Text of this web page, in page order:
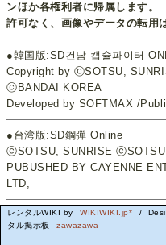
ンほか各権利者に帰属します。
許可なく、画像やデータの転用
●韓国版:SD건담 캡슐파이터
Copyright by ⓒSOTSU,
ⓒBANDAI KOREA
Developed by SOFTMAX /
●台湾版:SD鋼彈 Online
ⓒSOTSU, SUNRISE
PUBUSHED BY CAYENNE
LTD,
レンタルWIKI by WIKIWIKI.jp* /
タル掲示板
zawazawa